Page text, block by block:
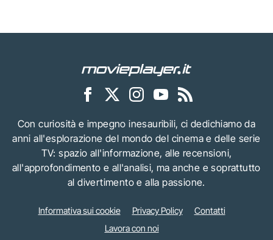
Con curiosità e impegno inesauribili, ci dedichiamo da
anni all'esplorazione del mondo del cinema e delle serie
TV: spazio all'informazione, alle recensioni,
all'approfondimento e all'analisi, ma anche e soprattutto
al divertimento e alla passione.
Informativa sui cookie Privacy Policy
Contatti
Lavora con noi